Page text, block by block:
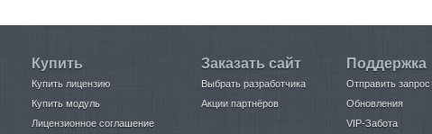
Купить
Купить лицензию
Купить модуль
Лицензионное соглашение
Заказать сайт
Выбрать разработчика
Акции партнёров
Поддержка
Отправить запрос
Обновления
VIP-Забота